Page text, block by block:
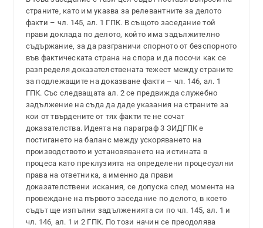
страните, като им указва за релевантните за делото
факти – чл. 145, ал. 1 ГПК. В същото заседание той
прави доклада по делото, който има задължително
съдържание, за да разграничи спорното от безспорното
във фактическата страна на спора и да посочи как се
разпределя доказателствената тежест между страните
за подлежащите на доказване факти – чл. 146, ал. 1
ГПК. Със следващата ал. 2 се предвижда служебно
задължение на съда да даде указания на страните за
кои от твърдените от тях факти те не сочат
доказателства. Идеята на параграф 3 ЗИДГПК е
постигането на баланс между ускоряването на
производството и установяването на истината в
процеса като преклузията на определени процесуални
права на ответника, а именно да прави
доказателствени искания, се допуска след момента на
провеждане на първото заседание по делото, в което
съдът ще изпълни задълженията си по чл. 145, ал. 1 и
чл. 146, ал. 1 и 2 ГПК. По този начин се преодолява